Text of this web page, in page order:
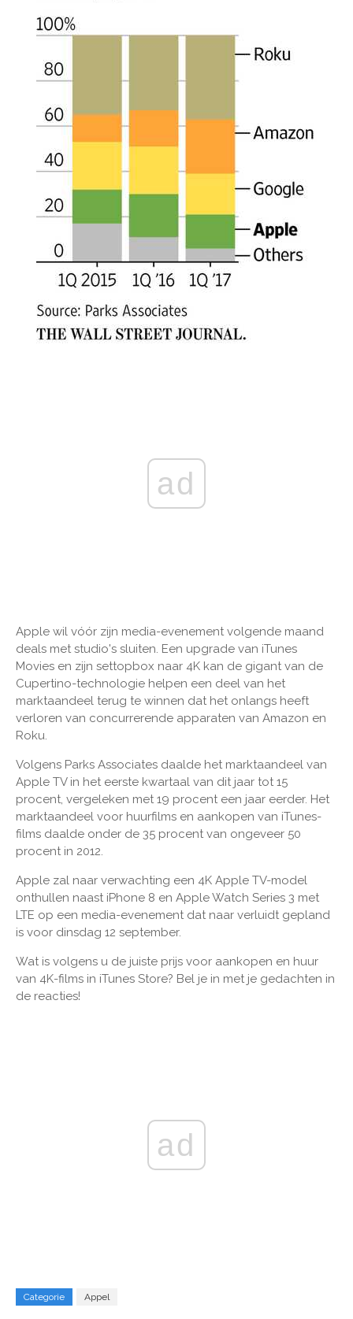
ad
Apple wil vóór zijn media-evenement volgende maand
deals met studio's sluiten. Een upgrade van iTunes
Movies en zijn settopbox naar 4K kan de gigant van de
Cupertino-technologie helpen een deel van het
marktaandeel terug te winnen dat het onlangs heeft
verloren van concurrerende apparaten van Amazon en
Roku.
Volgens Parks Associates daalde het marktaandeel van
Apple TV in het eerste kwartaal van dit jaar tot 15
procent, vergeleken met 19 procent een jaar eerder. Het
marktaandeel voor huurfilms en aankopen van iTunes-
films daalde onder de 35 procent van ongeveer 50
procent in 2012.
Apple zal naar verwachting een 4K Apple TV-model
onthullen naast iPhone 8 en Apple Watch Series 3 met
LTE op een media-evenement dat naar verluidt gepland
is voor dinsdag 12 september.
Wat is volgens u de juiste prijs voor aankopen en huur
van 4K-films in iTunes Store? Bel je in met je gedachten in
de reacties!
ad
Categorie Appel